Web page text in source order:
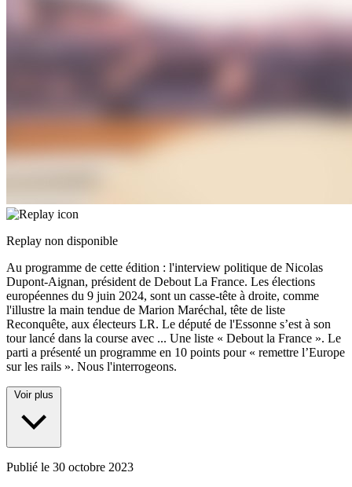
Replay non disponible
Au programme de cette édition : l'interview politique de Nicolas
Dupont-Aignan, président de Debout La France. Les élections
européennes du 9 juin 2024, sont un casse-tête à droite, comme
l'illustre la main tendue de Marion Maréchal, tête de liste
Reconquête, aux électeurs LR. Le député de l'Essonne s’est à son
tour lancé dans la course avec ... Une liste « Debout la France ». Le
parti a présenté un programme en 10 points pour « remettre l’Europe
sur les rails ». Nous l'interrogeons.
Voir plus
Publié le 30 octobre 2023